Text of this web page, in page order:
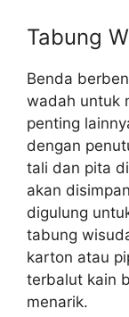
Tabung
Benda
wadah untuk
penting
dengan
tali dan pita
akan
digulung
tabung
karton atau
terbalut kain
menarik.